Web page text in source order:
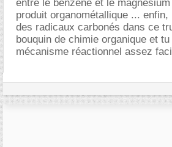
entre le benzène et le
produit organométallique ...
des radicaux carbonés dans ce
bouquin de chimie organique et
mécanisme réactionnel assez